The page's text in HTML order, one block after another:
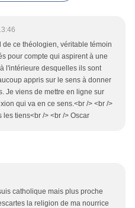
de ce théologien, véritable témoin
pour compte qui aspirent à une
l'intérieure desquelles ils sont
appris sur le sens à donner
Je viens de mettre en ligne sur
qui va en ce sens.<br /> <br />
tiens<br /> <br /> Oscar
catholique mais plus proche
la religion de ma nourrice